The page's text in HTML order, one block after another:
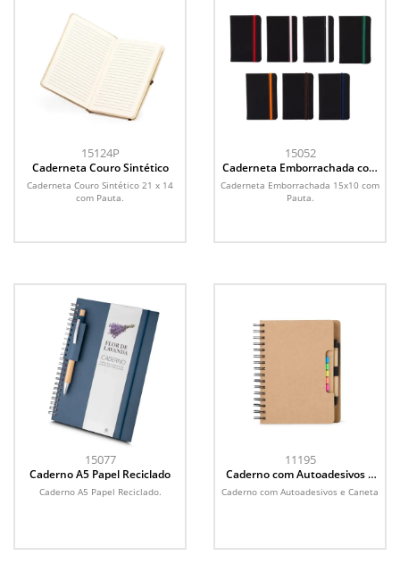
15124P
Caderneta Couro Sintético
Caderneta Couro Sintético 21 x 14
com Pauta.
15052
Caderneta Emborrachada com
Pauta
Caderneta Emborrachada 15x10 com
Pauta.
15077
Caderno A5 Papel Reciclado
Caderno A5 Papel Reciclado.
11195
Caderno com Autoadesivos e
Caneta
Caderno com Autoadesivos e Caneta